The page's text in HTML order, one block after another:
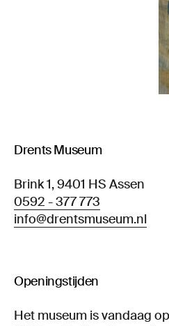
Drents Museum
Brink 1, 9401 HS Assen
0592 - 377 773
info@drentsmuseum.nl
Openingstijden
Het museum is vandaag